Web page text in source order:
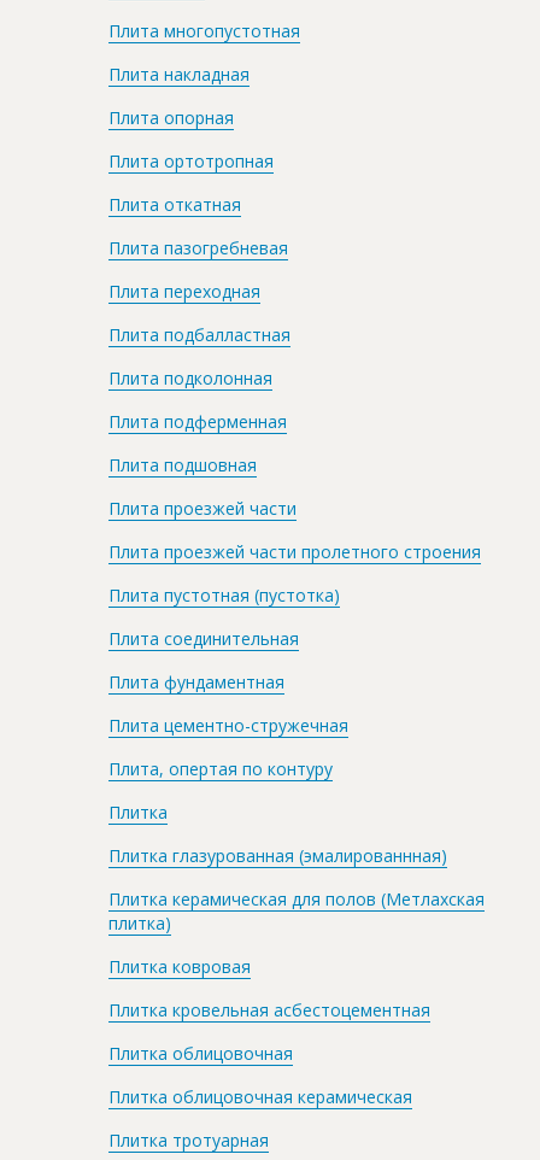
Плита многопустотная
Плита накладная
Плита опорная
Плита ортотропная
Плита откатная
Плита пазогребневая
Плита переходная
Плита подбалластная
Плита подколонная
Плита подферменная
Плита подшовная
Плита проезжей части
Плита проезжей части пролетного строения
Плита пустотная (пустотка)
Плита соединительная
Плита фундаментная
Плита цементно-стружечная
Плита, опертая по контуру
Плитка
Плитка глазурованная (эмалированнная)
Плитка керамическая для полов (Метлахская
плитка)
Плитка ковровая
Плитка кровельная асбестоцементная
Плитка облицовочная
Плитка облицовочная керамическая
Плитка тротуарная